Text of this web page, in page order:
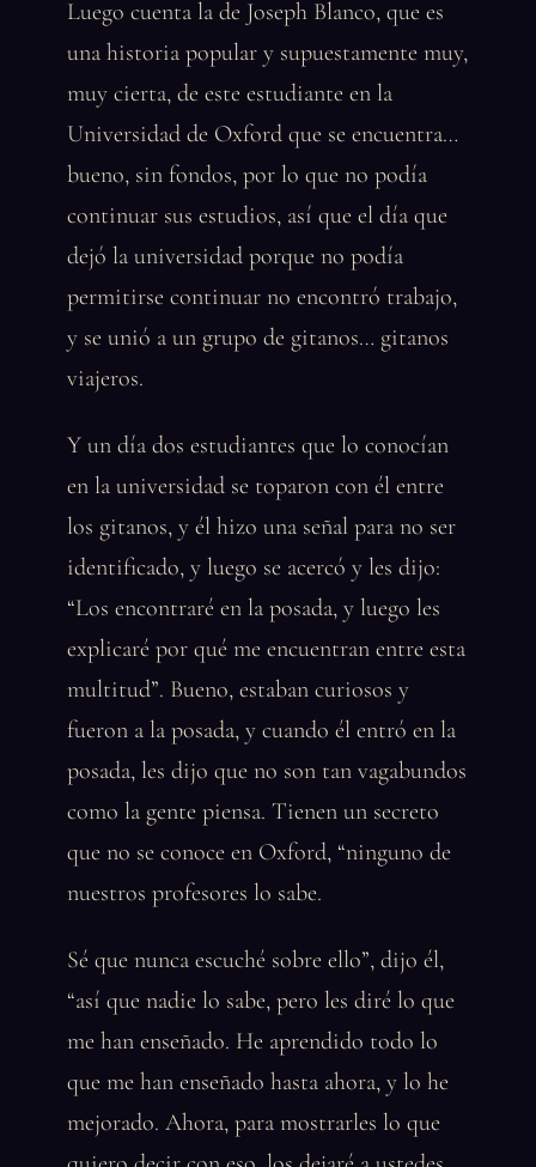
Luego cuenta la de Joseph Blanco, que es
una historia popular y supuestamente muy,
muy cierta, de este estudiante en la
Universidad de Oxford que se encuentra…
bueno, sin fondos, por lo que no podía
continuar sus estudios, así que el día que
dejó la universidad porque no podía
permitirse continuar no encontró trabajo,
y se unió a un grupo de gitanos… gitanos
viajeros.
Y un día dos estudiantes que lo conocían
en la universidad se toparon con él entre
los gitanos, y él hizo una señal para no ser
identificado, y luego se acercó y les dijo:
“Los encontraré en la posada, y luego les
explicaré por qué me encuentran entre esta
multitud”. Bueno, estaban curiosos y
fueron a la posada, y cuando él entró en la
posada, les dijo que no son tan vagabundos
como la gente piensa. Tienen un secreto
que no se conoce en Oxford, “ninguno de
nuestros profesores lo sabe.
Sé que nunca escuché sobre ello”, dijo él,
“así que nadie lo sabe, pero les diré lo que
me han enseñado. He aprendido todo lo
que me han enseñado hasta ahora, y lo he
mejorado. Ahora, para mostrarles lo que